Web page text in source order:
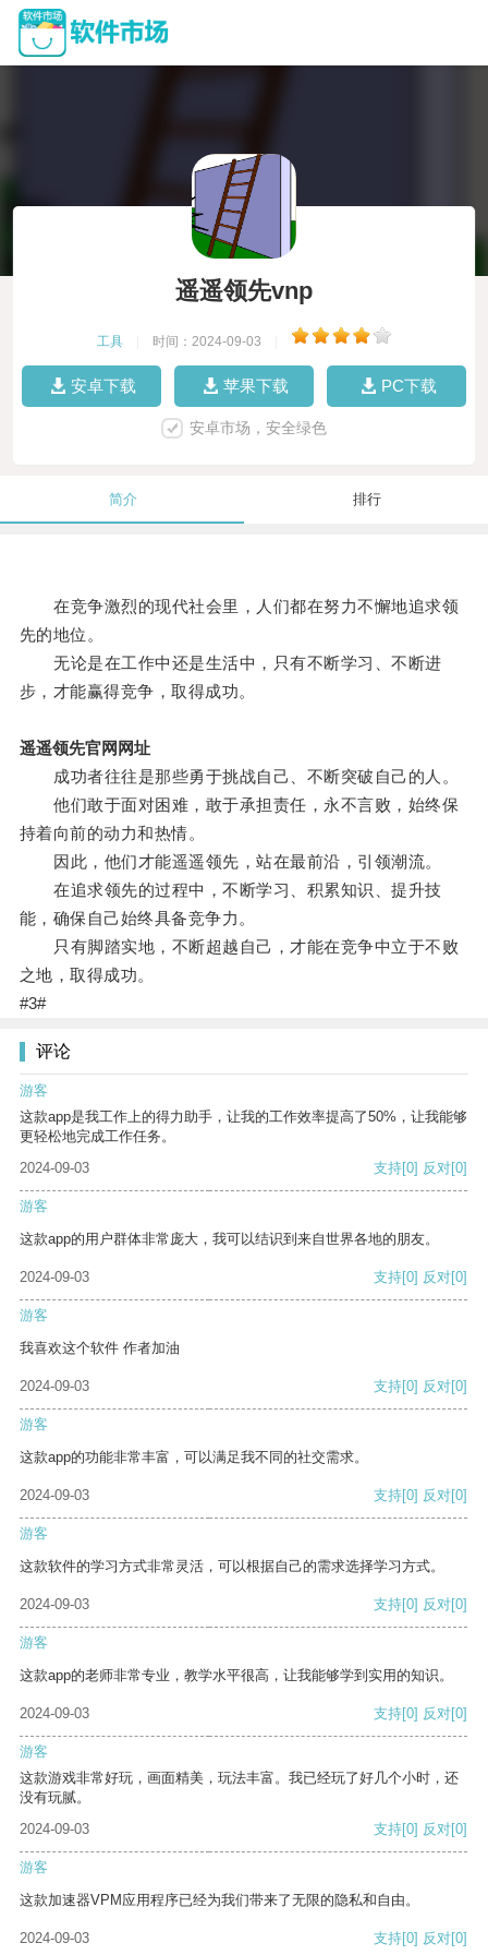
遥遥领先vnp
工具 时间：2024-09-03
安卓下载 苹果下载 PC下载
安卓市场，安全绿色
简介 排行
在竞争激烈的现代社会里，人们都在努力不懈地追求领
先的地位。
无论是在工作中还是生活中，只有不断学习、不断进
步，才能赢得竞争，取得成功。
遥遥领先官网网址
成功者往往是那些勇于挑战自己、不断突破自己的人。
他们敢于面对困难，敢于承担责任，永不言败，始终保
持着向前的动力和热情。
因此，他们才能遥遥领先，站在最前沿，引领潮流。
在追求领先的过程中，不断学习、积累知识、提升技
能，确保自己始终具备竞争力。
只有脚踏实地，不断超越自己，才能在竞争中立于不败
之地，取得成功。
#3#
评论
游客
这款app是我工作上的得力助手，让我的工作效率提高了50%，让我能够
更轻松地完成工作任务。
2024-09-03
支持[0] 反对[0]
游客
这款app的用户群体非常庞大，我可以结识到来自世界各地的朋友。
2024-09-03 支持[0] 反对[0]
游客
我喜欢这个软件 作者加油
2024-09-03 支持[0] 反对[0]
游客
这款app的功能非常丰富，可以满足我不同的社交需求。
2024-09-03 支持[0] 反对[0]
游客
这款软件的学习方式非常灵活，可以根据自己的需求选择学习方式。
2024-09-03 支持[0] 反对[0]
游客
这款app的老师非常专业，教学水平很高，让我能够学到实用的知识。
2024-09-03 支持[0] 反对[0]
游客
这款游戏非常好玩，画面精美，玩法丰富。我已经玩了好几个小时，还
没有玩腻。
2024-09-03
支持[0] 反对[0]
游客
这款加速器VPM应用程序已经为我们带来了无限的隐私和自由。
2024-09-03 支持[0] 反对[0]